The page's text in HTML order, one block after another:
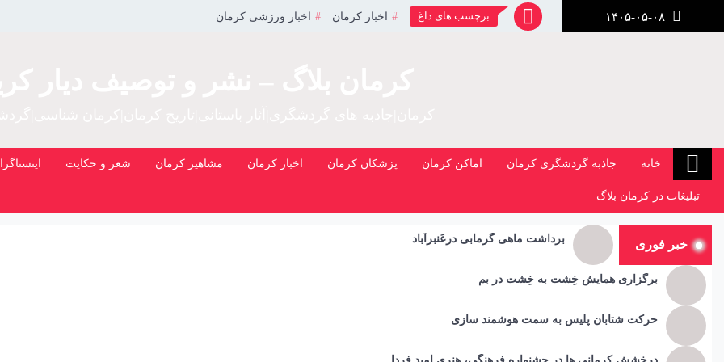
برچسب های داغ اخبار کرمان اخبار ورزشی کرمان
خانه جاذبه گردشگری کرمان اماکن کرمان پزشکان کرمان اخبار کرمان مشاهیر کرمان شعر و حکایت
تبلیغات در کرمان بلاگ
خبر فوری برداشت ماهی گرمابی درعَنبرآباد
برگزاری همایش خِشت به خِشت در بم
حرکت شتابان پلیس به سمت هوشمند سازی